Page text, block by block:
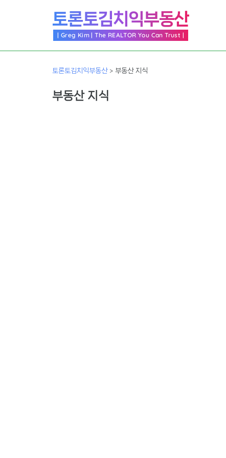
토론토김치익부동산
| Greg Kim | The REALTOR You Can Trust |
토론토김치익부동산 > 부동산 지식
부동산 지식